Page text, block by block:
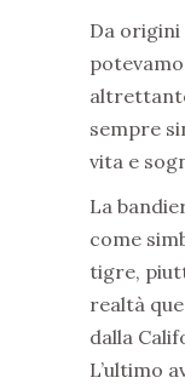
Da
sempre
vita e
La
come
tigre,
realtà
dalla
L’ultimo